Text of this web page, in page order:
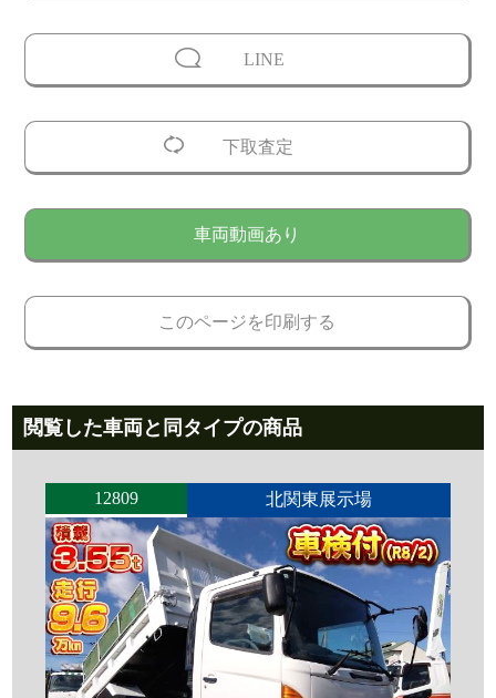
LINE
下取査定
車両動画あり
このページを印刷する
閲覧した車両と同タイプの商品
12809 北関東展示場